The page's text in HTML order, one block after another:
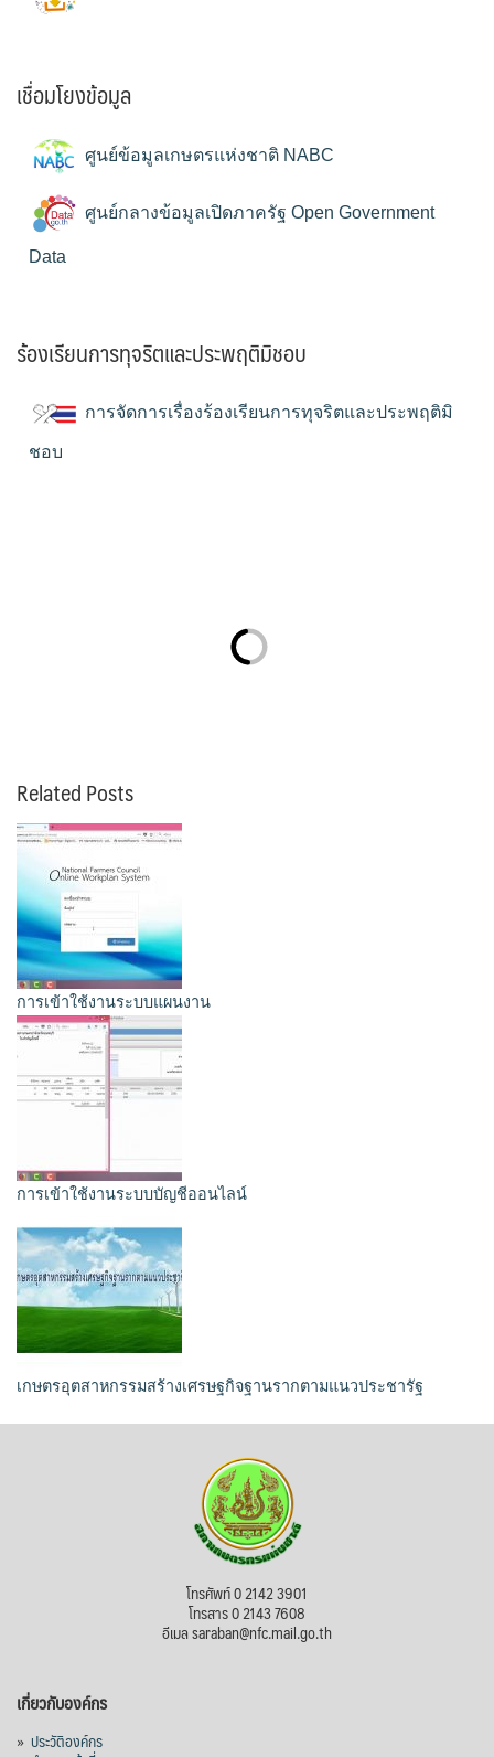
เชื่อมโยงข้อมูล
ศูนย์ข้อมูลเกษตรแห่งชาติ NABC
ศูนย์กลางข้อมูลเปิดภาครัฐ Open Government
Data
ร้องเรียนการทุจริตและประพฤติมิชอบ
การจัดการเรื่องร้องเรียนการทุจริตและประพฤติมิ
ชอบ
Related Posts
การเข้าใช้งานระบบแผนงาน
การเข้าใช้งานระบบบัญชีออนไลน์
เกษตรอุตสาหกรรมสร้างเศรษฐกิจฐานรากตามแนวประชารัฐ
โทรศัพท์ 0 2142 3901
โทรสาร 0 2143 7608
อีเมล saraban@nfc.mail.go.th
เกี่ยวกับองค์กร
» ประวัติองค์กร